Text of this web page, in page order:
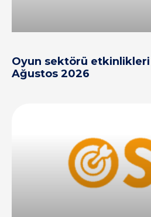
Oyun sektörü etkinlikleri
Ağustos 2026